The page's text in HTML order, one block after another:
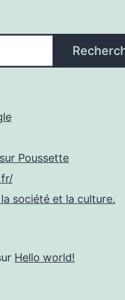
Poussette
société et la culture.
Hello world!